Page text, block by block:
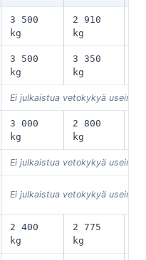
3 500
kg
2 910
kg
3 500
kg
3 350
kg
Ei julkaistua vetokykyä
3 000
kg
2 800
kg
Ei julkaistua vetokykyä
Ei julkaistua vetokykyä
2 400
kg
2 775
kg